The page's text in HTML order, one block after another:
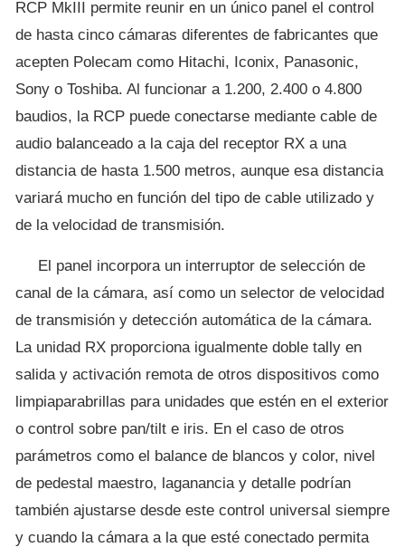
RCP MkIII permite reunir en un único panel el control
de hasta cinco cámaras diferentes de fabricantes que
acepten Polecam como Hitachi, Iconix, Panasonic,
Sony o Toshiba. Al funcionar a 1.200, 2.400 o 4.800
baudios, la RCP puede conectarse mediante cable de
audio balanceado a la caja del receptor RX a una
distancia de hasta 1.500 metros, aunque esa distancia
variará mucho en función del tipo de cable utilizado y
de la velocidad de transmisión.
El panel incorpora un interruptor de selección de
canal de la cámara, así como un selector de velocidad
de transmisión y detección automática de la cámara.
La unidad RX proporciona igualmente doble tally en
salida y activación remota de otros dispositivos como
limpiaparabrillas para unidades que estén en el exterior
o control sobre pan/tilt e iris. En el caso de otros
parámetros como el balance de blancos y color, nivel
de pedestal maestro, laganancia y detalle podrían
también ajustarse desde este control universal siempre
y cuando la cámara a la que esté conectado permita